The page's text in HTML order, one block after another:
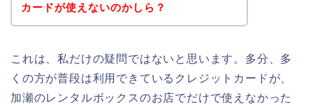
カードが使えないのかしら？
これは、私だけの疑問ではないと思います。多分、多
くの方が普段は利用できているクレジットカードが、
加瀬のレンタルボックスのお店でだけで使えなかった